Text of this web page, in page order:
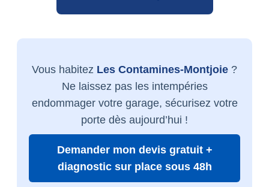
Vous habitez Les Contamines-Montjoie ?
Ne laissez pas les intempéries
endommager votre garage, sécurisez votre
porte dès aujourd’hui !
Demander mon devis gratuit +
diagnostic sur place sous 48h